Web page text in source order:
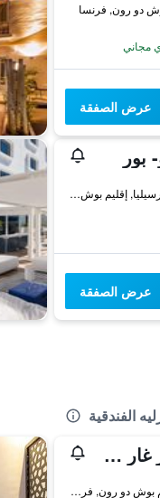
مجاني
عرض الصفقة
بور
36 Boulevard Charles Livon, مرسيليا, إقليم بوش دو رون, فرنسا
عرض الصفقة
الفندقية
إيبيس مارسيليا سنتر غار سانت تشارليه
1 Square Narvick, مرسيليا, إقليم بوش دو رون, فرنسا